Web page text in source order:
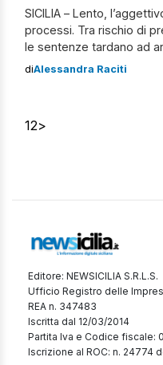
SICILIA – Lento,
processi. Tra rischio di
le sentenze tardano ad
accaduto nel 2022.
diAlessandra Raciti
12>
Editore: NEWSICILIA S.R.L.S.
Ufficio Registro delle
REA n. 347483
Iscritta dal 12/03/2014
Partita Iva e Codice fiscale:
Iscrizione al ROC: n. 24774